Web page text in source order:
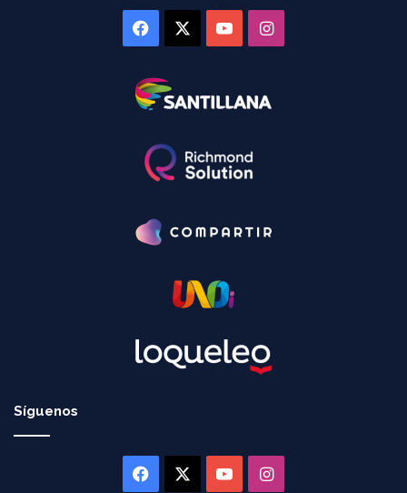
Facebook YouTubeInstagram
Síguenos
Facebook YouTubeInstagram